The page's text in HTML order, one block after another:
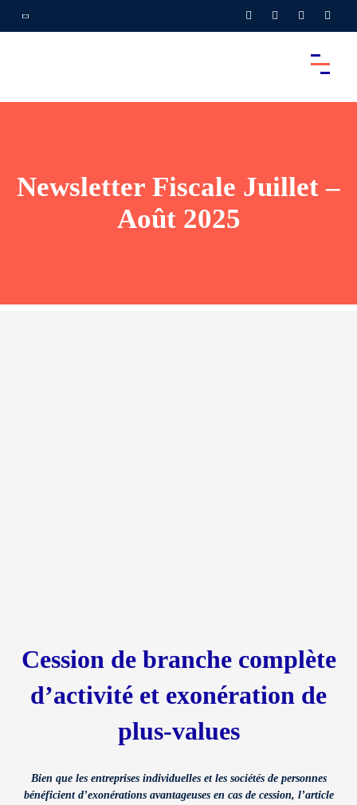
Newsletter Fiscale Juillet –
Août 2025
Cession de branche complète
d’activité et exonération de
plus-values
Bien que les entreprises individuelles et les sociétés de personnes
bénéficient d’exonérations avantageuses en cas de cession, l’article